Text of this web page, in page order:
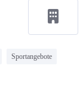
Sportangebote